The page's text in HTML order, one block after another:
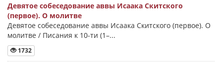
Девятое собеседование аввы Исаака Скитского
(первое). О молитве
Девятое собеседование аввы Исаака Скитского (первое). О
молитве / Писания к 10-ти (1–...
1732